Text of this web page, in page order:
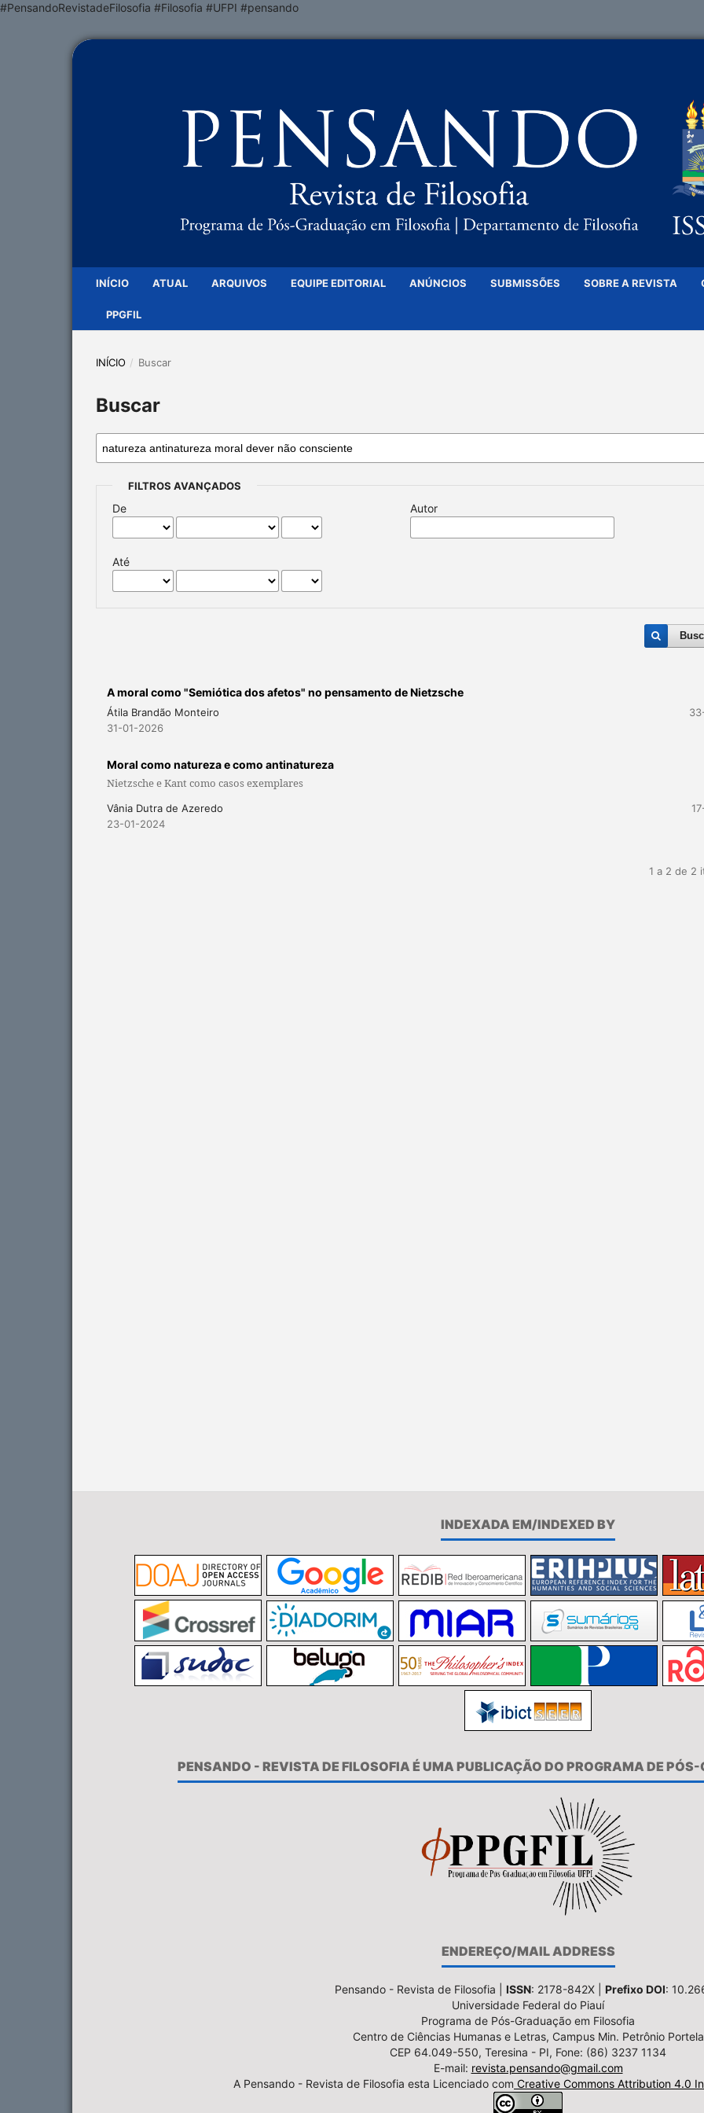
#PensandoRevistadeFilosofia #Filosofia #UFPI #pensando
INÍCIO ATUAL ARQUIVOS EQUIPE EDITORIAL ANÚNCIOS SUBMISSÕES SOBRE A REVISTA
PPGFIL
INÍCIO / Buscar
Buscar
FILTROS AVANÇADOS
De
Até
Autor
A moral como "Semiótica dos afetos" no pensamento de Nietzsche
Átila Brandão Monteiro
31-01-2026
Moral como natureza e como antinatureza
Nietzsche e Kant como casos exemplares
Vânia Dutra de Azeredo
23-01-2024
1 a 2 de 2
INDEXADA EM/INDEXED BY
PENSANDO - REVISTA DE FILOSOFIA É UMA PUBLICAÇÃO DO PROGRAMA DE
ENDEREÇO/MAIL ADDRESS
Pensando - Revista de Filosofia | ISSN: 2178-842X | Prefixo DOI:
Universidade Federal do Piauí
Programa de Pós-Graduação em Filosofia
Centro de Ciências Humanas e Letras, Campus Min. Petrônio Portela
CEP 64.049-550, Teresina - PI, Fone: (86) 3237 1134
E-mail: revista.pensando@gmail.com
A Pensando - Revista de Filosofia esta Licenciado com Creative Commons Attribution 4.0